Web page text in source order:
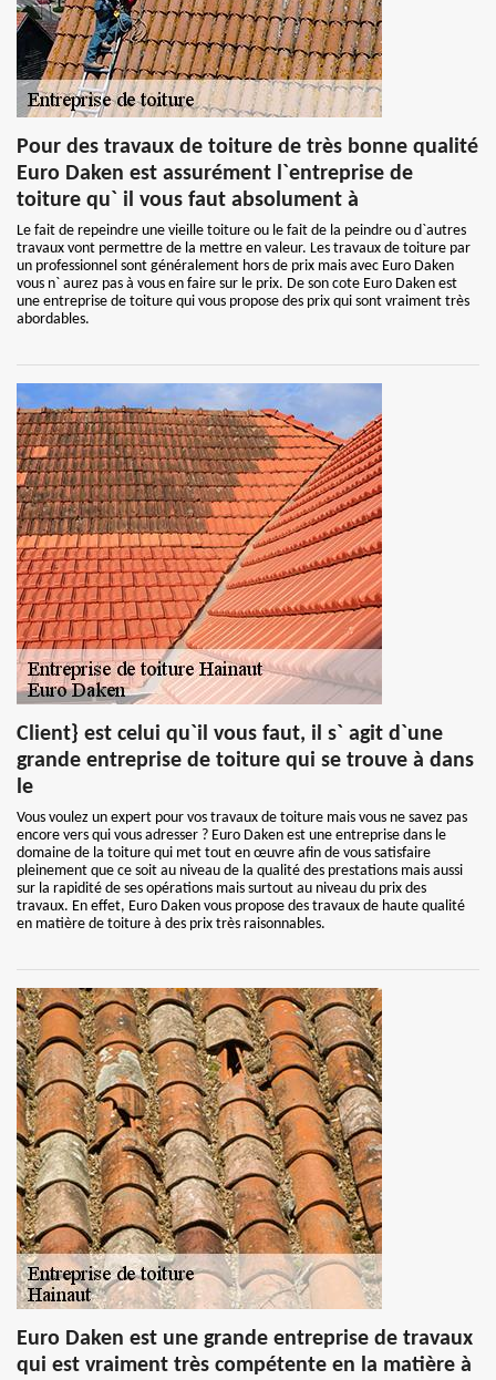
Pour des travaux de toiture de très bonne qualité
Euro Daken est assurément l`entreprise de
toiture qu` il vous faut absolument à
Le fait de repeindre une vieille toiture ou le fait de la peindre ou d`autres
travaux vont permettre de la mettre en valeur. Les travaux de toiture par
un professionnel sont généralement hors de prix mais avec Euro Daken
vous n` aurez pas à vous en faire sur le prix. De son cote Euro Daken est
une entreprise de toiture qui vous propose des prix qui sont vraiment très
abordables.
Client} est celui qu`il vous faut, il s` agit d`une
grande entreprise de toiture qui se trouve à dans
le
Vous voulez un expert pour vos travaux de toiture mais vous ne savez pas
encore vers qui vous adresser ? Euro Daken est une entreprise dans le
domaine de la toiture qui met tout en œuvre afin de vous satisfaire
pleinement que ce soit au niveau de la qualité des prestations mais aussi
sur la rapidité de ses opérations mais surtout au niveau du prix des
travaux. En effet, Euro Daken vous propose des travaux de haute qualité
en matière de toiture à des prix très raisonnables.
Euro Daken est une grande entreprise de travaux
qui est vraiment très compétente en la matière à